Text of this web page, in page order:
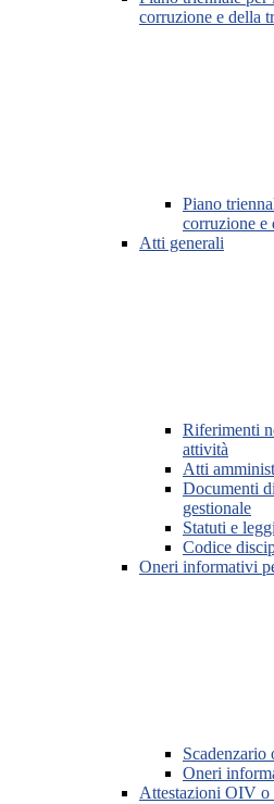
corruzione e della
Piano
corruzione e
Atti generali
Riferimenti
attività
Atti
Documenti
gestionale
Statuti e
Codice
Oneri informativi
Oneri
Attestazioni OIV o